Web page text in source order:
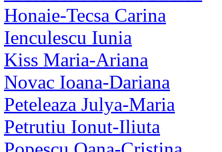
Honaie-Tecsa Carina
Ienculescu Iunia
Kiss Maria-Ariana
Novac Ioana-Dariana
Peteleaza Julya-Maria
Petrutiu Ionut-Iliuta